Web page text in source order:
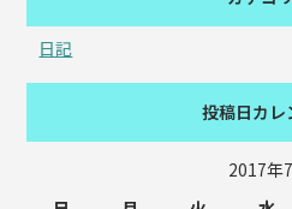
日記
投稿日カレ
2017年